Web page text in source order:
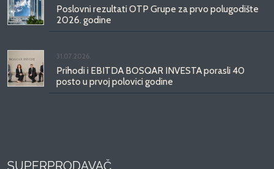
Poslovni rezultati OTP Grupe za prvo polugodište
2026. godine
31.07.2026.
Prihodi i EBITDA BOSQAR INVESTA porasli 40
posto u prvoj polovici godine